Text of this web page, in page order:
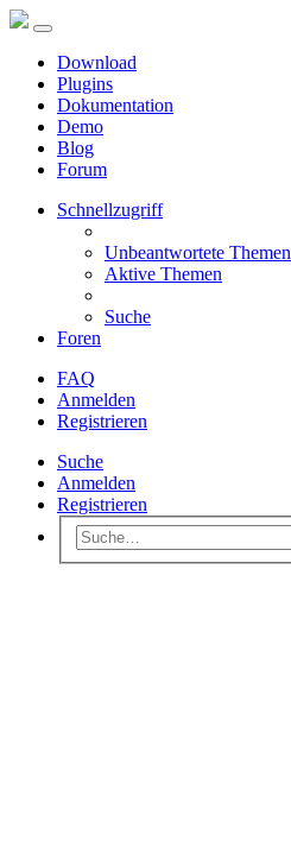
Download
Plugins
Dokumentation
Demo
Blog
Forum
Schnellzugriff
Unbeantwortete Themen
Aktive Themen
Suche
Foren
FAQ
Anmelden
Registrieren
Suche
Anmelden
Registrieren